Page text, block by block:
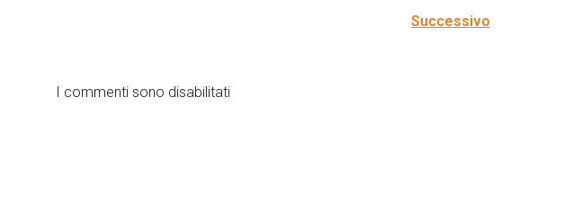
Successivo
I commenti sono disabilitati